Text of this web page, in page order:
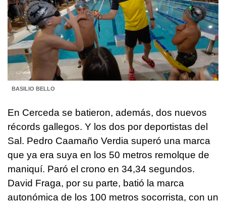
BASILIO BELLO
En Cerceda se batieron, además, dos nuevos
récords gallegos. Y los dos por deportistas del
Sal. Pedro Caamaño Verdia superó una marca
que ya era suya en los 50 metros remolque de
maniquí. Paró el crono en 34,34 segundos.
David Fraga, por su parte, batió la marca
autonómica de los 100 metros socorrista, con un